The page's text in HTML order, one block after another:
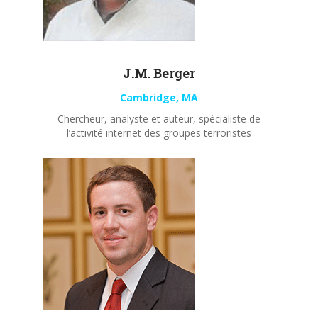
J.M. Berger
Cambridge, MA
Chercheur, analyste et auteur, spécialiste de
l’activité internet des groupes terroristes